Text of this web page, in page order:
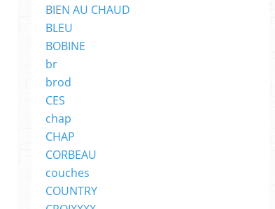
BIEN AU CHAUD
BLEU
BOBINE
br
brod
CES
chap
CHAP
CORBEAU
couches
COUNTRY